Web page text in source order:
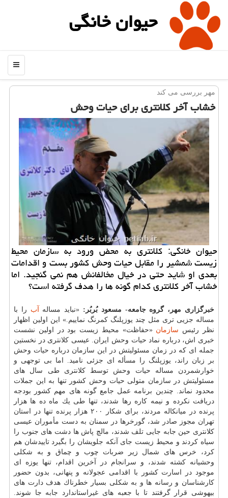
حیوان خانگی
منو
مهر بررسی می كند
خشاب آخر كلانتری برای حیات وحش
حیوان خانگی: كلانتری به محض ورود به سازمان محیط
زیست شمشیر را مقابل حیات وحش كشور بست و اقدامات
بعدی او شاید حتی در خیال مخالفانش هم نمی گنجید. اما
خشاب آخر كلانتری كدام گونه ها را هدف گرفته است؟
خبرگزاری مهر، گروه جامعه- مسعود بُربُر: «نباید مساله آب را با
مساله جزیی تری مثل چند یوزپلنگ كمرنگ نماییم.» این اولین اظهار
نظر رئیس سازمان «حفاظت» محیط زیست بود در اولین نشست
خبری اش، درباره نماد حیات وحش ایران. عیسی كلانتری در نخستین
جمله ای كه در زمان مسئولیتش در این سازمان درباره حیات وحش
بر زبان راند، یوزپلنگ را مسأله ای جزئی نامید. اما بی توجهی و
خوارشمردن مساله حیات وحش توسط كلانتری طی سال های
مسئولیتش در سازمان متولی حیات وحش كشور تنها به این جملات
محدود نماند. چندین برنامه عمل جامع گونه های مهم كشور بودجه
دریافت نكرده و نیمه كاره رها شدند، تنها طی یك ماه ده ها هزار
پرنده در میانكاله مردند، برای شكار ۲۰۰ هزار پرنده تنها در استان
تهران مجوز صادر شد، گورخرها در سمنان به دست مأموران عیسی
كلانتری حین جابه جایی تلف شدند، مالچ پاش ها دشت های جنوب را
سیاه كردند و محیط زیست جای آنكه جلویشان را بگیرد تاییدشان هم
كرد، خرس های شمال زیر ضربات چوب و چماق و به شكلی
وحشیانه كشته شدند، و سرانجام در آخرین اقدام، تنها یوزه ای
موجود در اسارت كشور با اقدامی عجولانه و پنهانی، بدون حضور
كارشناسان و رسانه ها و به شكلی بسیار خطرناك هدف دارت های
بیهوشی قرار گرفتند تا با جعبه های غیراستاندارد جابه جا شوند.